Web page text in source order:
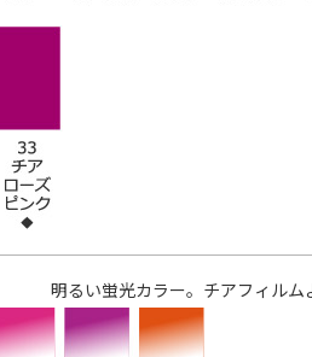
明るい蛍光カラー。チアフィルム